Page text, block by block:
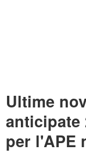
Ultime
anticipate
per l'APE